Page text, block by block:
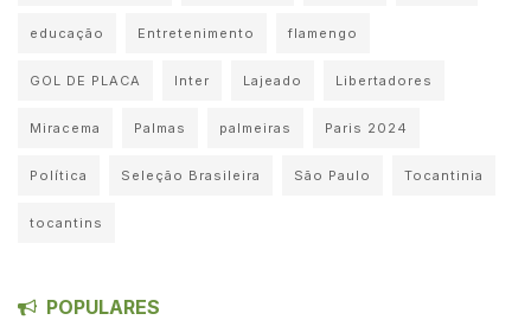
educação Entretenimento flamengo
GOL DE PLACA Inter Lajeado Libertadores
Miracema Palmas palmeiras Paris 2024
Política Seleção Brasileira São Paulo Tocantinia
tocantins
POPULARES